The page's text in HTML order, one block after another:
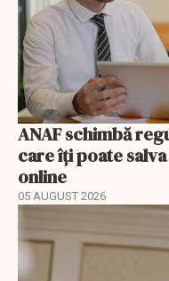
ANAF schimbă
care îți poate
online
05 AUGUST 2026